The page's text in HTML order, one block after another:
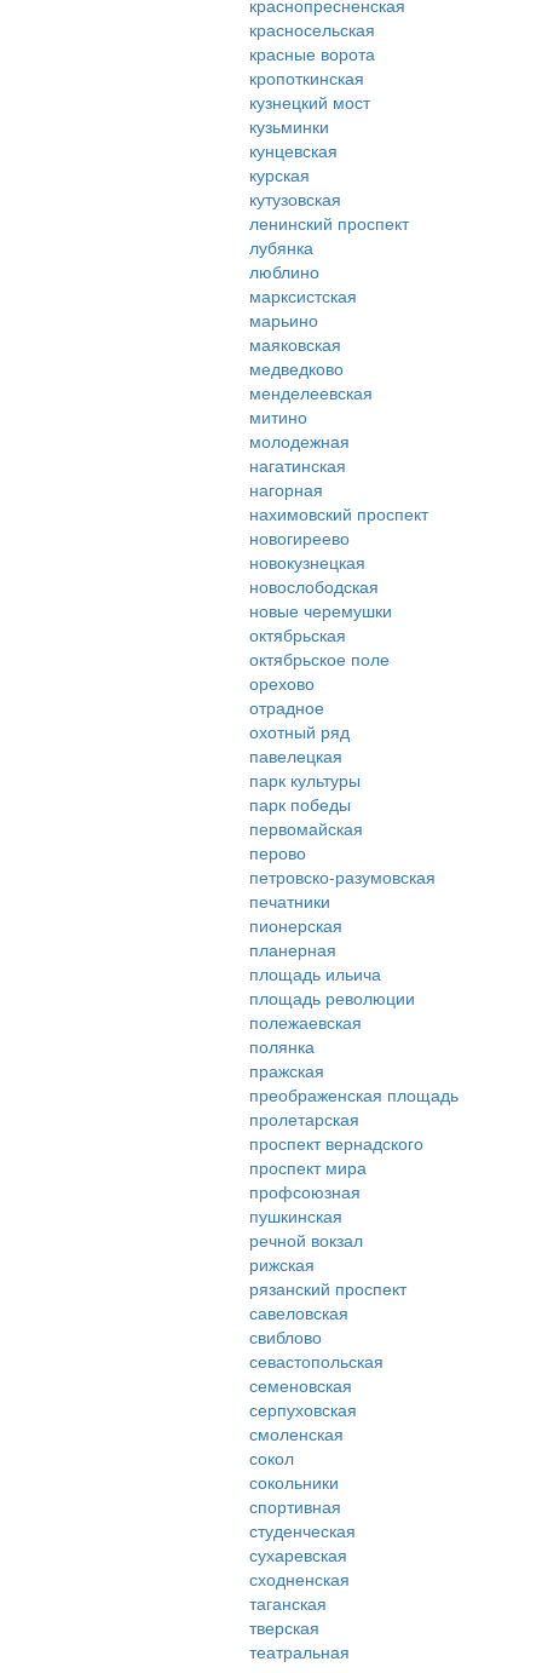
краснопресненская
красносельская
красные ворота
кропоткинская
кузнецкий мост
кузьминки
кунцевская
курская
кутузовская
ленинский проспект
лубянка
люблино
марксистская
марьино
маяковская
медведково
менделеевская
митино
молодежная
нагатинская
нагорная
нахимовский проспект
новогиреево
новокузнецкая
новослободская
новые черемушки
октябрьская
октябрьское поле
орехово
отрадное
охотный ряд
павелецкая
парк культуры
парк победы
первомайская
перово
петровско-разумовская
печатники
пионерская
планерная
площадь ильича
площадь революции
полежаевская
полянка
пражская
преображенская площадь
пролетарская
проспект вернадского
проспект мира
профсоюзная
пушкинская
речной вокзал
рижская
рязанский проспект
савеловская
свиблово
севастопольская
семеновская
серпуховская
смоленская
сокол
сокольники
спортивная
студенческая
сухаревская
сходненская
таганская
тверская
театральная